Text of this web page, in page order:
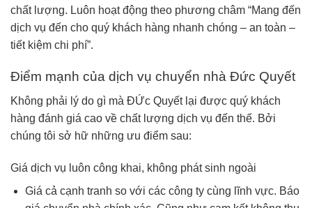
chất lượng. Luôn hoạt động theo phương châm “Mang đến
dịch vụ đến cho quý khách hàng nhanh chóng – an toàn –
tiết kiệm chi phí”.
Điểm mạnh của dịch vụ chuyển nhà Đức Quyết
Không phải lý do gì mà ĐỨc Quyết lại được quý khách
hàng đánh giá cao về chất lượng dịch vụ đến thế. Bởi
chúng tôi sở hữ những ưu điểm sau:
Giá dịch vụ luôn công khai, không phát sinh ngoài
Giá cả cạnh tranh so với các công ty cùng lĩnh vực. Báo